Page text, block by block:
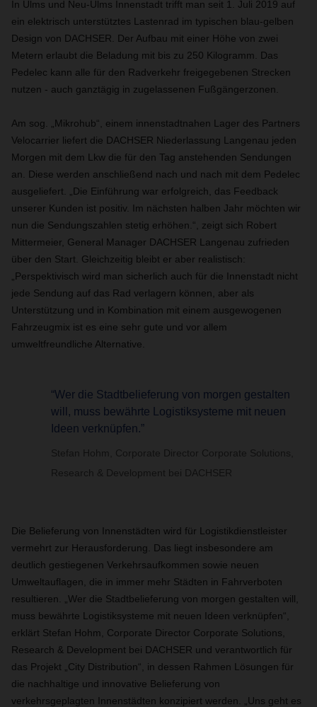
In Ulms und Neu-Ulms Innenstadt trifft man seit 1. Juli 2019 auf
ein elektrisch unterstütztes Lastenrad im typischen blau-gelben
Design von DACHSER. Der Aufbau mit einer Höhe von zwei
Metern erlaubt die Beladung mit bis zu 250 Kilogramm. Das
Pedelec kann alle für den Radverkehr freigegebenen Strecken
nutzen - auch ganztägig in zugelassenen Fußgängerzonen.
Am sog. „Mikrohub“, einem innenstadtnahen Lager des Partners
Velocarrier liefert die DACHSER Niederlassung Langenau jeden
Morgen mit dem Lkw die für den Tag anstehenden Sendungen
an. Diese werden anschließend nach und nach mit dem Pedelec
ausgeliefert. „Die Einführung war erfolgreich, das Feedback
unserer Kunden ist positiv. Im nächsten halben Jahr möchten wir
nun die Sendungszahlen stetig erhöhen.“, zeigt sich Robert
Mittermeier, General Manager DACHSER Langenau zufrieden
über den Start. Gleichzeitig bleibt er aber realistisch:
„Perspektivisch wird man sicherlich auch für die Innenstadt nicht
jede Sendung auf das Rad verlagern können, aber als
Unterstützung und in Kombination mit einem ausgewogenen
Fahrzeugmix ist es eine sehr gute und vor allem
umweltfreundliche Alternative.
“Wer die Stadtbelieferung von morgen gestalten
will, muss bewährte Logistiksysteme mit neuen
Ideen verknüpfen.”
Stefan Hohm, Corporate Director Corporate Solutions,
Research & Development bei DACHSER
Die Belieferung von Innenstädten wird für Logistikdienstleister
vermehrt zur Herausforderung. Das liegt insbesondere am
deutlich gestiegenen Verkehrsaufkommen sowie neuen
Umweltauflagen, die in immer mehr Städten in Fahrverboten
resultieren. „Wer die Stadtbelieferung von morgen gestalten will,
muss bewährte Logistiksysteme mit neuen Ideen verknüpfen“,
erklärt Stefan Hohm, Corporate Director Corporate Solutions,
Research & Development bei DACHSER und verantwortlich für
das Projekt „City Distribution“, in dessen Rahmen Lösungen für
die nachhaltige und innovative Belieferung von
verkehrsgeplagten Innenstädten konzipiert werden. „Uns geht es